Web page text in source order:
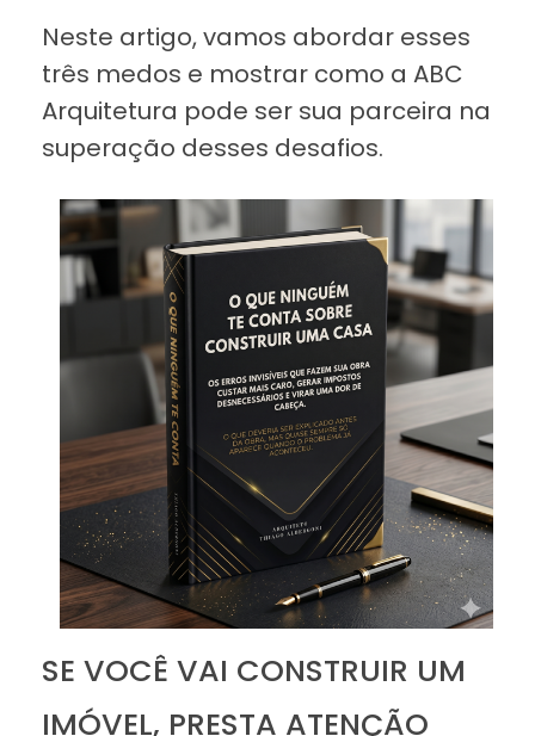
Neste artigo, vamos abordar esses
três medos e mostrar como a ABC
Arquitetura pode ser sua parceira na
superação desses desafios.
SE VOCÊ VAI CONSTRUIR UM
IMÓVEL, PRESTA ATENÇÃO